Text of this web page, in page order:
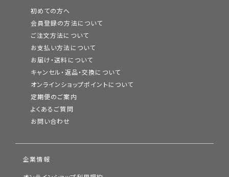
初めての方へ
会員登録の方法について
ご注文方法について
お支払い方法について
お届け・送料について
キャンセル・返品・交換について
オンラインショップポイントについて
定期便のご案内
よくあるご質問
お問い合わせ
企業情報